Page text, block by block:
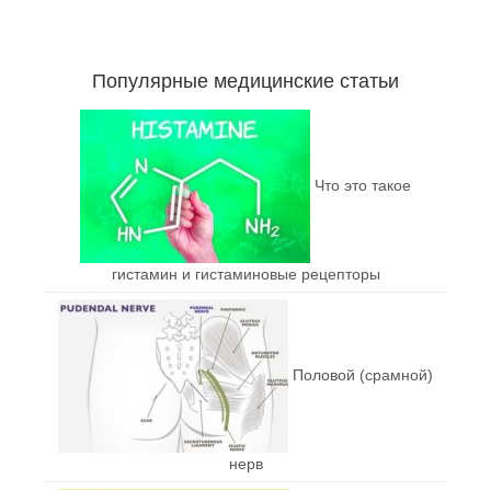
Популярные медицинские статьи
Что это такое
гистамин и гистаминовые рецепторы
Половой (срамной)
нерв